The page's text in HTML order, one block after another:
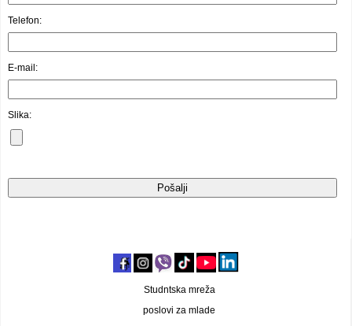
Studntska mreža
poslovi za mlade
Telefon:
E-mail:
Slika: